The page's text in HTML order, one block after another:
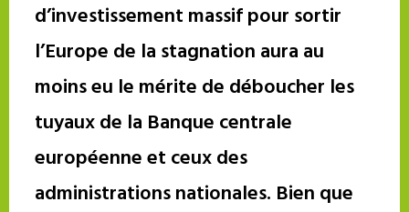
d’investissement massif pour sortir
l’Europe de la stagnation aura au
moins eu le mérite de déboucher les
tuyaux de la Banque centrale
européenne et ceux des
administrations nationales. Bien que